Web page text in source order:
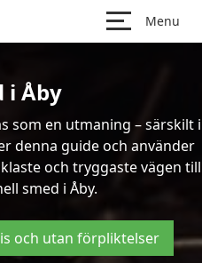
Menu
i Åby
som en utmaning – särskilt i
denna guide och använder
och tryggaste vägen till
smed i Åby.
och utan förpliktelser